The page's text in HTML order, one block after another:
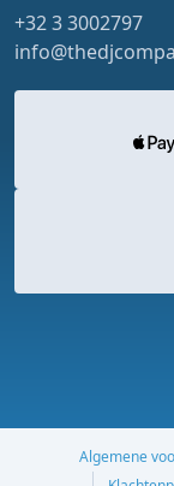
+32 3 3002797
Algemene